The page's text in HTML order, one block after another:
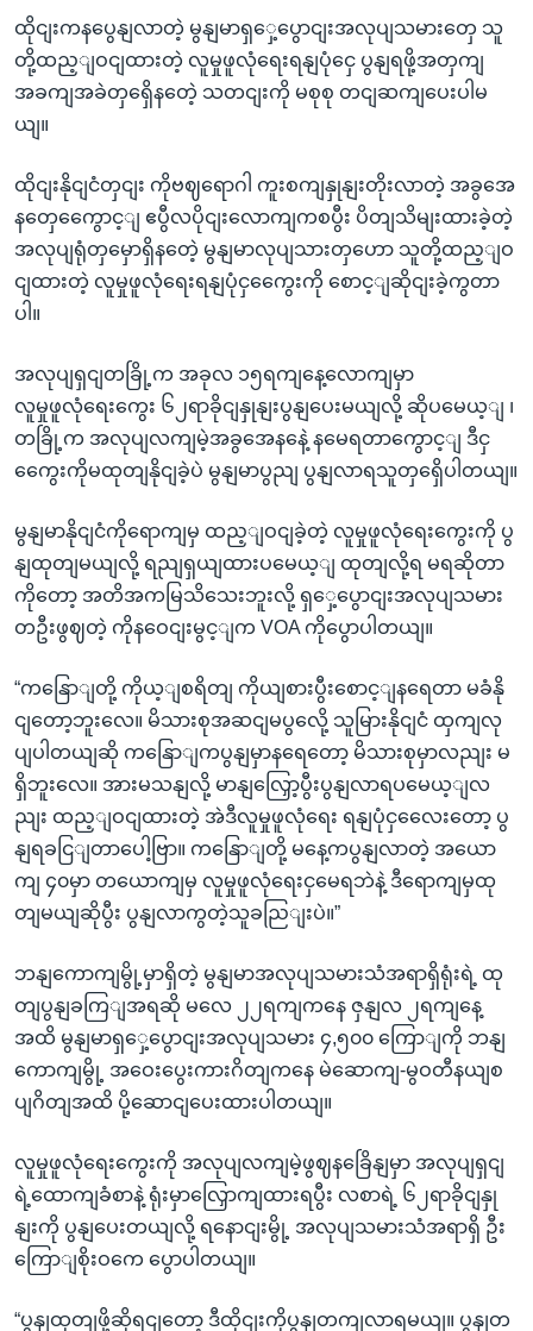
ထိုငျးကနပွေနျလာတဲ့ မွနျမာရှှေ့ပွောငျးအလုပျသမားတှေ သူ
တို့ထည့ျဝငျထားတဲ့ လူမှုဖူလုံရေးရနျပုံငှေ ပွနျရဖို့အတှကျ
အခကျအခဲတှရှေိနတေဲ့ သတငျးကို မစုစု တငျဆကျပေးပါမ
ယျ။
ထိုငျးနိုငျငံတှငျး ကိုဗဈရောဂါ ကူးစကျနှုနျးတိုးလာတဲ့ အခွအေ
နတှေကွေောင့ျ ဧပွီလပိုငျးလောကျကစပွီး ပိတျသိမျးထားခဲ့တဲ့
အလုပျရုံတှမှောရှိနတေဲ့ မွနျမာလုပျသားတှဟော သူတို့ထည့ျဝ
ငျထားတဲ့ လူမှုဖူလုံရေးရနျပုံငှကွေေးကို စောင့ျဆိုငျးခဲ့ကွတာ
ပါ။
အလုပျရှငျတခြို့က အခုလ ၁၅ရကျနေ့လောကျမှာ
လူမှုဖူလုံရေးကွေး ၆၂ရာခိုငျနှုနျးပွနျပေးမယျလို့ ဆိုပမေယ့ျ ၊
တခြို့က အလုပျလကျမဲ့အခွအေနနေဲ့ နမေရတာကွောင့ျ ဒီငှ
ကွေေးကိုမထုတျနိုငျခဲ့ပဲ မွနျမာပွညျ ပွနျလာရသူတှရှေိပါတယျ။
မွနျမာနိုငျငံကိုရောကျမှ ထည့ျဝငျခဲ့တဲ့ လူမှုဖူလုံရေးကွေးကို ပွ
နျထုတျမယျလို့ ရညျရှယျထားပမေယ့ျ ထုတျလို့ရ မရဆိုတာ
ကိုတော့ အတိအကမြသိသေးဘူးလို့ ရှှေ့ပွောငျးအလုပျသမား
တဦးဖွဈတဲ့ ကိုနဝေငျးမွင့ျက VOA ကိုပွောပါတယျ။
“ကနြောျတို့ ကိုယ့ျစရိတျ ကိုယျစားပွီးစောင့ျနရေတာ မခံနို
ငျတော့ဘူးလေ။ မိသားစုအဆငျမပွလေို့ သူမြားနိုငျငံ ထှကျလု
ပျပါတယျဆို ကနြောျကပွနျမှာနရေတော့ မိသားစုမှာလညျး မ
ရှိဘူးလေ။ အားမသနျလို့ မာနျလြှော့ပွီးပွနျလာရပမေယ့ျလ
ညျး ထည့ျဝငျထားတဲ့ အဲဒီလူမှုဖူလုံရေး ရနျပုံငှလေေးတော့ ပွ
နျရခငြျတာပေါ့ဗြာ။ ကနြောျတို့ မနေ့ကပွနျလာတဲ့ အယော
ကျ ၄၀မှာ တယောကျမှ လူမှုဖူလုံရေးငှမေရဘဲနဲ့ ဒီရောကျမှထု
တျမယျဆိုပွီး ပွနျလာကွတဲ့သူခညြျးပဲ။”
ဘနျကောကျမွို့မှာရှိတဲ့ မွနျမာအလုပျသမားသံအရာရှိရုံးရဲ့ ထု
တျပွနျခကြျအရဆို မလေ ၂၂ရကျကနေ ဇှနျလ ၂ရကျနေ့
အထိ မွနျမာရှှေ့ပွောငျးအလုပျသမား ၄,၅၀၀ ကြောျကို ဘနျ
ကောကျမွို့ အဝေးပွေးကားဂိတျကနေ မဲဆောကျ-မွဝတီနယျစ
ပျဂိတျအထိ ပို့ဆောငျပေးထားပါတယျ။
လူမှုဖူလုံရေးကွေးကို အလုပျလကျမဲ့ဖွဈနခြေိနျမှာ အလုပျရှငျ
ရဲ့ထောကျခံစာနဲ့ ရုံးမှာလြှောကျထားရပွီး လစာရဲ့ ၆၂ရာခိုငျနှု
နျးကို ပွနျပေးတယျလို့ ရနောငျးမွို့ အလုပျသမားသံအရာရှိ ဦး
ကြောျစိုးဝကေ ပွောပါတယျ။
“ပွနျထုတျဖို့ဆိုရငျတော့ ဒီထိုငျးကိုပွနျတကျလာရမယျ။ ပွနျတ